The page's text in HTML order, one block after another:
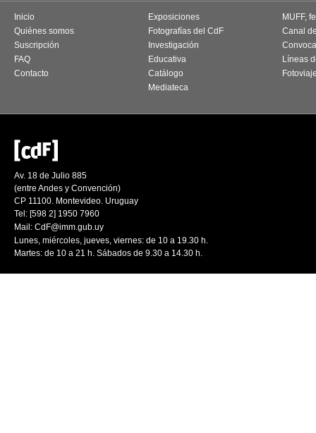
Inicio
Quiénes somos
Suscripción
FAQ
Contacto
Exposiciones
Fotografías del CdF
Investigación
Educativa
Catálogo
Mediateca
MUFF,
Canal
Líneas
Av. 18 de Julio 885
(entre Andes y Convención)
CP 11100. Montevideo. Uruguay
Tel: [598 2] 1950 7960
Mail: CdF@imm.gub.uy
Lunes, miércoles, jueves, viernes: de 10 a 19.30 h.
Martes: de 10 a 21 h. Sábados de 9.30 a 14.30 h.